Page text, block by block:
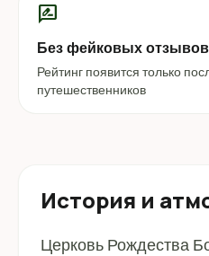
rate_review
Без фейковых отзывов
Рейтинг появится только
путешественников
История и
Церковь Рождества